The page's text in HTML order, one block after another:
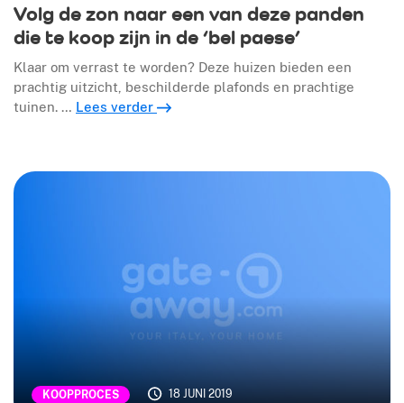
Volg de zon naar een van deze panden
die te koop zijn in de ‘bel paese’
Klaar om verrast te worden? Deze huizen bieden een
prachtig uitzicht, beschilderde plafonds en prachtige
tuinen. … Lees verder
KOOPPROCES 18 JUNI 2019